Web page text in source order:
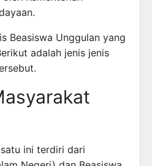
Beasiswa Unggulan yang
adalah jenis jenis
ini terdiri dari